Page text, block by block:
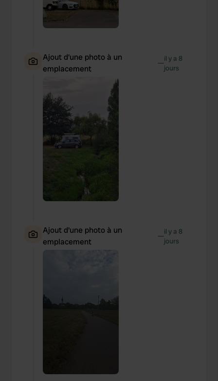
Ajout d'une photo à un
emplacement
—il y a 8
jours
Ajout d'une photo à un
emplacement
—il y a 8
jours